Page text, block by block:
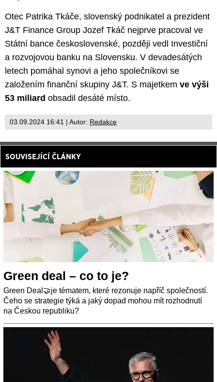
Otec Patrika Tkáče, slovenský podnikatel a prezident
J&T Finance Group Jozef Tkáč nejprve pracoval ve
Státní bance československé, později vedl Investiční
a rozvojovou banku na Slovensku. V devadesátých
letech pomáhal synovi a jeho společníkovi se
založením finanční skupiny J&T. S majetkem ve výši
53 miliard obsadil desáté místo.
03.09.2024 16:41 | Autor: Redakce
SOUVISEJÍCÍ ČLÁNKY
Green deal – co to je?
Green Deal🤝je tématem, které rezonuje napříč společností.
Čeho se strategie týká a jaký dopad mohou mít rozhodnutí
na Českou republiku?